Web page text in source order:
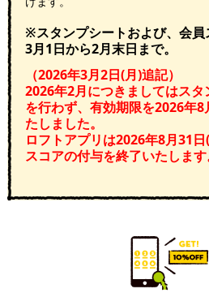
※スタンプシートおよび、会
3月1日から2月末日まで。
（2026年3月2日(月)追記）
2026年2月につきましてはスタ
を行わず、有効期限を2026年
たしました。
ロフトアプリは2026年8月31
スコアの付与を終了いたしま